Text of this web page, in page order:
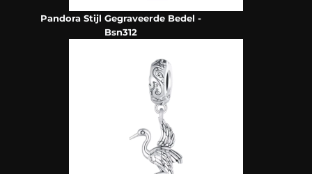
Pandora Stijl Gegraveerde Bedel -
Bsn312